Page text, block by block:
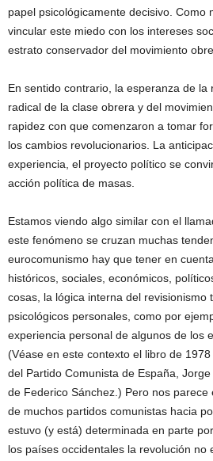
papel psicológicamente decisivo. Como
vincular este miedo con los intereses
estrato conservador del movimiento
En sentido contrario, la esperanza de la
radical de la clase obrera y del
rapidez con que comenzaron a tomar
los cambios revolucionarios. La
experiencia, el proyecto político se
acción política de masas.
Estamos viendo algo similar con el
este fenómeno se cruzan muchas
eurocomunismo hay que tener en
históricos, sociales, económicos,
cosas, la lógica interna del revisionismo
psicológicos personales, como por
experiencia personal de algunos de los
(Véase en este contexto el libro de
del Partido Comunista de España,
de Federico Sánchez.) Pero nos parece
de muchos partidos comunistas hacia
estuvo (y está) determinada en parte
los países occidentales la revolución no